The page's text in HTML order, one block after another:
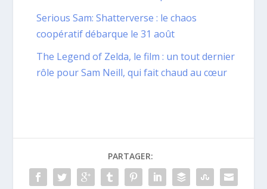
Serious Sam: Shatterverse : le chaos
coopératif débarque le 31 août
The Legend of Zelda, le film : un tout dernier
rôle pour Sam Neill, qui fait chaud au cœur
PARTAGER: